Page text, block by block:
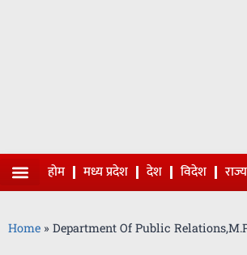
होम मध्य प्रदेश देश विदेश
Home » Department Of Public